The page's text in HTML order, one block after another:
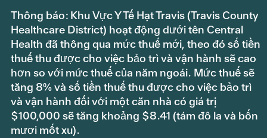
Thông báo: Khu Vực Y Tế Hạt Travis (Travis County
Healthcare District) hoạt động dưới tên Central
Health đã thông qua mức thuế mới, theo đó số tiền
thuế thu được cho việc bảo trì và vận hành sẽ cao
hơn so với mức thuế của năm ngoái. Mức thuế sẽ
tăng 8% và số tiền thuế thu được cho việc bảo trì
và vận hành đối với một căn nhà có giá trị
$100,000 sẽ tăng khoảng $8.41 (tám đô la và bốn
mươi mốt xu).